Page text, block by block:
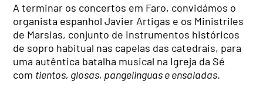
A terminar os concertos em Faro, convidámos o
organista espanhol Javier Artigas e os Ministriles
de Marsias, conjunto de instrumentos históricos
de sopro habitual nas capelas das catedrais, para
uma autêntica batalha musical na Igreja da Sé
com tientos, glosas, pangelinguas e ensaladas.